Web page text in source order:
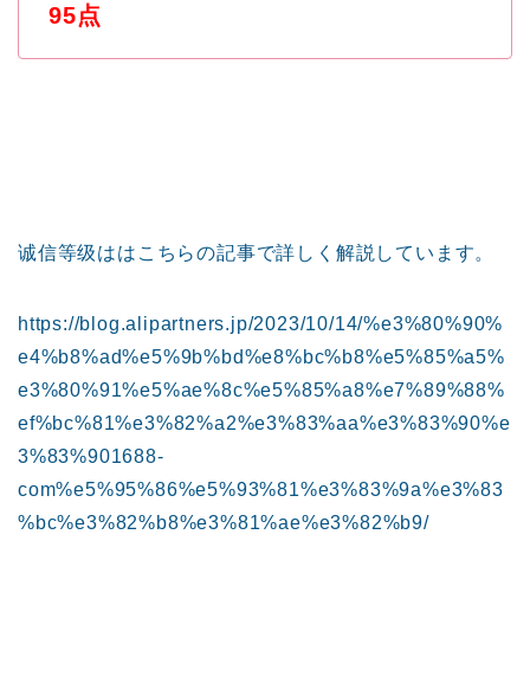
95点
诚信等级ははこちらの記事で詳しく解説しています。
https://blog.alipartners.jp/2023/10/14/%e3%80%90%
e4%b8%ad%e5%9b%bd%e8%bc%b8%e5%85%a5%
e3%80%91%e5%ae%8c%e5%85%a8%e7%89%88%
ef%bc%81%e3%82%a2%e3%83%aa%e3%83%90%e
3%83%901688-
com%e5%95%86%e5%93%81%e3%83%9a%e3%83
%bc%e3%82%b8%e3%81%ae%e3%82%b9/